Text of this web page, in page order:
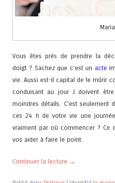
Vous êtes près de prendre la
doigt ? Sachez que c’est un acte
vie. Aussi est-il capital de le mûrir
conduisant au jour J doivent
moindres détails. C’est
ces 24 h de votre vie une
vraiment par où commencer ? Ce
vos aider à faire le point.
Continuer la lecture →